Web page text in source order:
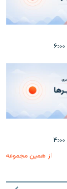
از همین مجموعه